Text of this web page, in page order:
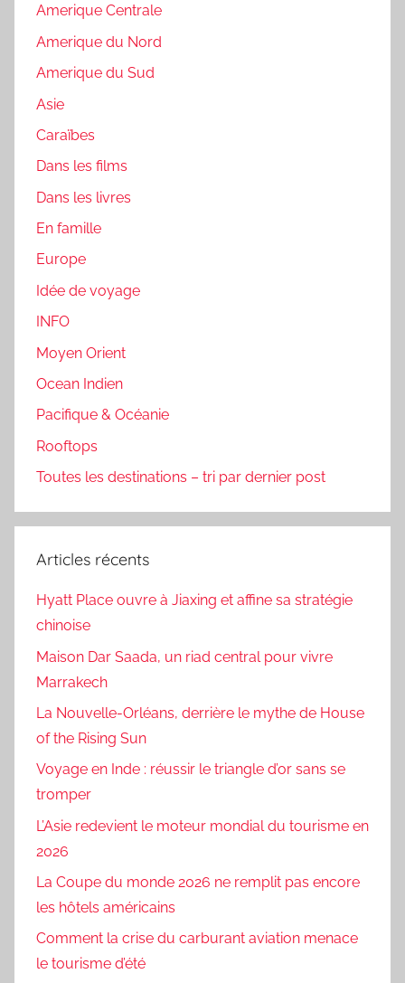
Amerique Centrale
Amerique du Nord
Amerique du Sud
Asie
Caraïbes
Dans les films
Dans les livres
En famille
Europe
Idée de voyage
INFO
Moyen Orient
Ocean Indien
Pacifique & Océanie
Rooftops
Toutes les destinations – tri par dernier post
Articles récents
Hyatt Place ouvre à Jiaxing et affine sa stratégie
chinoise
Maison Dar Saada, un riad central pour vivre
Marrakech
La Nouvelle-Orléans, derrière le mythe de House
of the Rising Sun
Voyage en Inde : réussir le triangle d’or sans se
tromper
L’Asie redevient le moteur mondial du tourisme en
2026
La Coupe du monde 2026 ne remplit pas encore
les hôtels américains
Comment la crise du carburant aviation menace
le tourisme d’été